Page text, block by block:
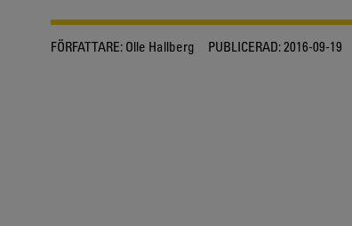
FÖRFATTARE: Olle Hallberg PUBLICERAD:2016-09-19